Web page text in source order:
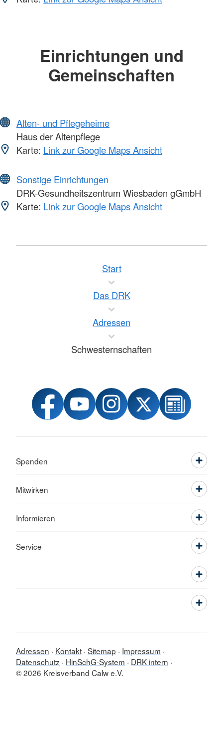
Einrichtungen und
Gemeinschaften
Alten- und Pflegeheime
Haus der Altenpflege
Karte: Link zur Google Maps Ansicht
Sonstige Einrichtungen
DRK-Gesundheitszentrum Wiesbaden gGmbH
Karte: Link zur Google Maps Ansicht
Start
Das DRK
Adressen
Schwesternschaften
Spenden
Mitwirken
Informieren
Service
Adressen Kontakt Sitemap
Impressum
Datenschutz
HinSchG-System
DRK intern
© 2026 Kreisverband Calw e.V.